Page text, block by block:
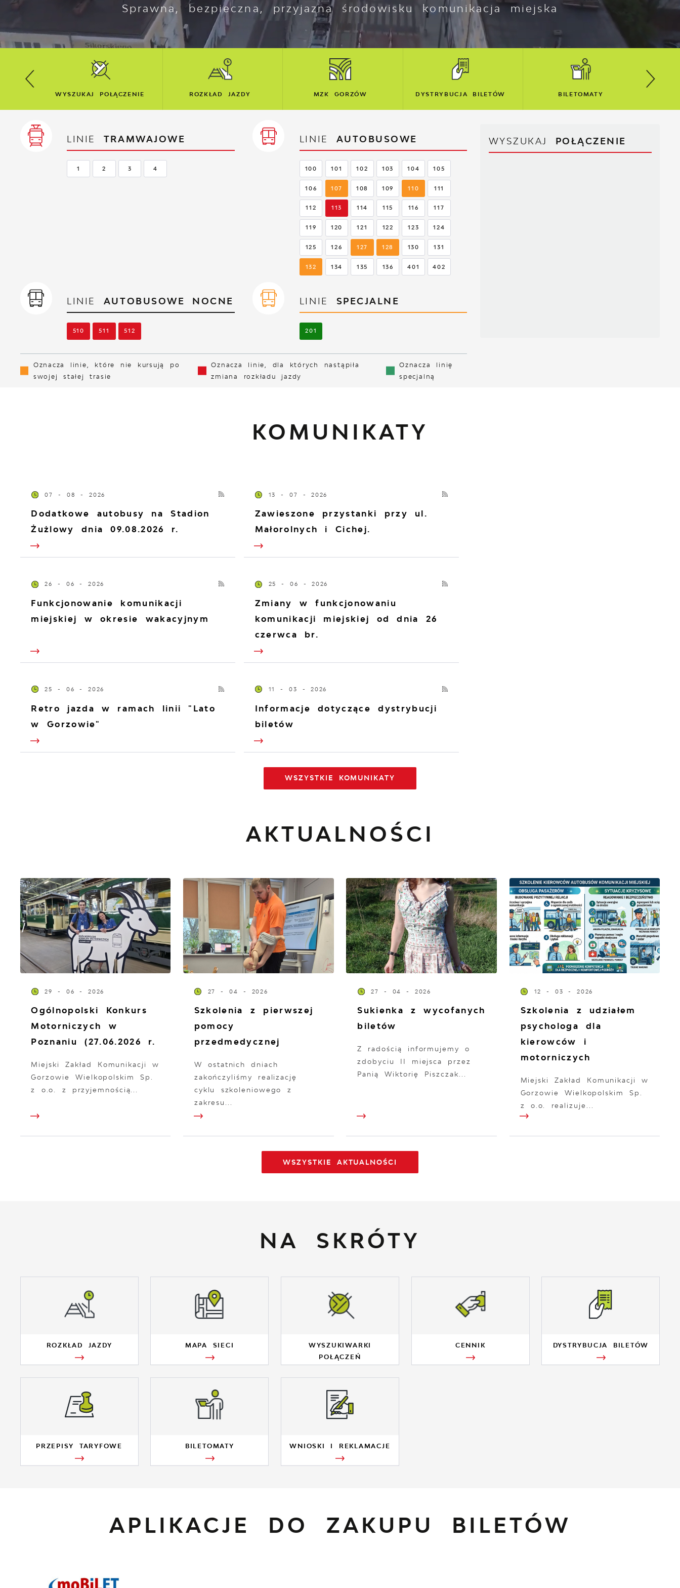
Sprawna, bezpieczna, przyjazna środowisku komunikacja miejska
ROZKŁAD JAZDY MZK GORZÓW DYSTRYBUCJA BILETÓW BILETOMATY MAPA SIECI
LINIE TRAMWAJOWE
1 2 3 4
LINIE AUTOBUSOWE
100 101 102 103 104 105
106 107 108 109 110 111
112 113 114 115 116 117
119 120 121 122 123 124
125 126 127 128 130 131
132 134 135 136 401 402
LINIE AUTOBUSOWE NOCNE
510 511 512
LINIE SPECJALNE
201
Oznacza linie, które nie kursują po
swojej stałej trasie
Oznacza linie, dla których nastąpiła
zmiana rozkładu jazdy
Oznacza linię
specjalną
WYSZUKAJ POŁĄCZENIE
KOMUNIKATY
07 - 08 - 2026
Dodatkowe autobusy na Stadion
Żużlowy dnia 09.08.2026 r.
13 - 07 - 2026
Zawieszone przystanki przy ul.
Małorolnych i Cichej.
26 - 06 - 2026
Funkcjonowanie komunikacji
miejskiej w okresie wakacyjnym
25 - 06 - 2026
Zmiany w funkcjonowaniu
komunikacji miejskiej od dnia 26
czerwca br.
25 - 06 - 2026
Retro jazda w ramach linii "Lato
w Gorzowie"
11 - 03 - 2026
Informacje dotyczące dystrybucji
biletów
WSZYSTKIE KOMUNIKATY
AKTUALNOŚCI
29 - 06 - 2026
Ogólnopolski Konkurs
Motorniczych w
Poznaniu (27.06.2026 r.
Miejski Zakład Komunikacji w
Gorzowie Wielkopolskim Sp.
z o.o. z przyjemnością...
27 - 04 - 2026
Szkolenia z pierwszej
pomocy
przedmedycznej
W ostatnich dniach
zakończyliśmy realizację
cyklu szkoleniowego z
zakresu...
27 - 04 - 2026
Sukienka z wycofanych
biletów
Z radością informujemy o
zdobyciu II miejsca przez
Panią Wiktorię Piszczak...
12 - 03 - 2026
Szkolenia z udziałem
psychologa dla
kierowców i
motorniczych
Miejski Zakład Komunikacji w
Gorzowie Wielkopolskim Sp.
z o.o. realizuje...
WSZYSTKIE AKTUALNOŚCI
NA SKRÓTY
ROZKŁAD JAZDY MAPA SIECI
WYSZUKIWARKI
POŁĄCZEŃ
CENNIK DYSTRYBUCJA BILETÓW
PRZEPISY TARYFOWE BILETOMATY WNIOSKI I REKLAMACJE
APLIKACJE DO ZAKUPU BILETÓW